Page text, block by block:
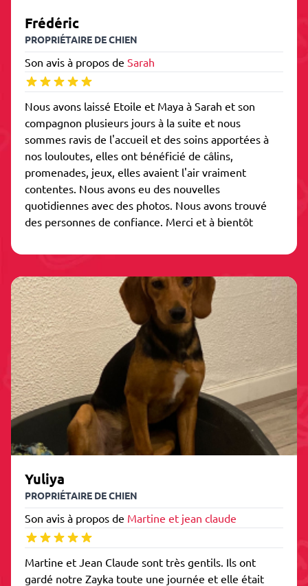
Frédéric
PROPRIÉTAIRE DE CHIEN
Son avis à propos de Sarah
Nous avons laissé Etoile et Maya à Sarah et son
compagnon plusieurs jours à la suite et nous
sommes ravis de l'accueil et des soins apportées à
nos louloutes, elles ont bénéficié de câlins,
promenades, jeux, elles avaient l'air vraiment
contentes. Nous avons eu des nouvelles
quotidiennes avec des photos. Nous avons trouvé
des personnes de confiance. Merci et à bientôt
Yuliya
PROPRIÉTAIRE DE CHIEN
Son avis à propos de Martine et jean claude
Martine et Jean Claude sont très gentils. Ils ont
gardé notre Zayka toute une journée et elle était